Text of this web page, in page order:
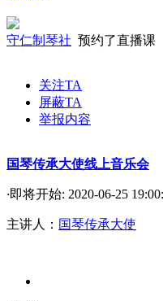
守仁制琴社 预约了直播课
关注TA
屏蔽TA
举报内容
国琴传承大使线上音乐会
·即将开始: 2020-06-25
主讲人： 国琴传承大使